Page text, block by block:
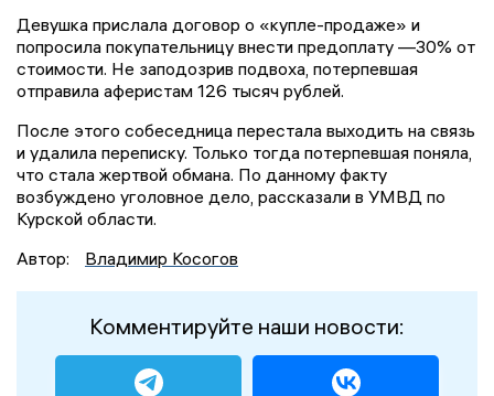
Девушка прислала договор о «купле-продаже» и
попросила покупательницу внести предоплату —30% от
стоимости. Не заподозрив подвоха, потерпевшая
отправила аферистам 126 тысяч рублей.
После этого собеседница перестала выходить на связь
и удалила переписку. Только тогда потерпевшая поняла,
что стала жертвой обмана. По данному факту
возбуждено уголовное дело, рассказали в УМВД по
Курской области.
Автор:
Владимир Косогов
Комментируйте наши новости: